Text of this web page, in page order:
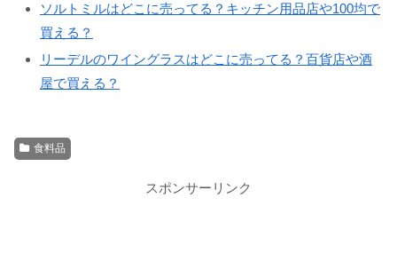
ソルトミルはどこに売ってる？キッチン用品店や100均で
買える？
リーデルのワイングラスはどこに売ってる？百貨店や酒
屋で買える？
食料品
スポンサーリンク